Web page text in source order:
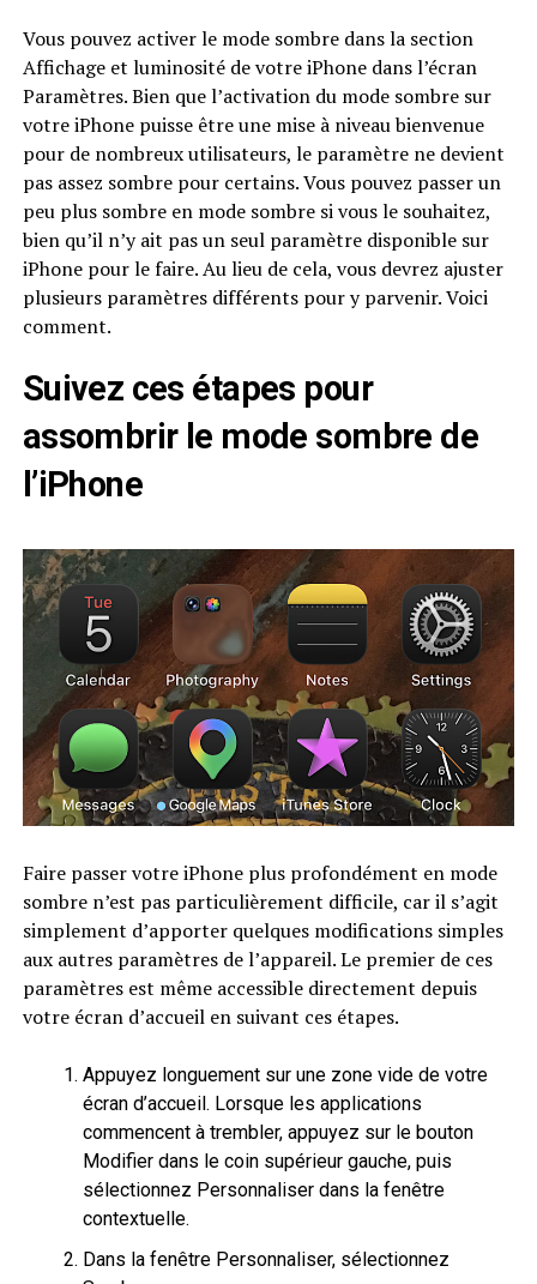
Vous pouvez activer le mode sombre dans la section
Affichage et luminosité de votre iPhone dans l’écran
Paramètres. Bien que l’activation du mode sombre sur
votre iPhone puisse être une mise à niveau bienvenue
pour de nombreux utilisateurs, le paramètre ne devient
pas assez sombre pour certains. Vous pouvez passer un
peu plus sombre en mode sombre si vous le souhaitez,
bien qu’il n’y ait pas un seul paramètre disponible sur
iPhone pour le faire. Au lieu de cela, vous devrez ajuster
plusieurs paramètres différents pour y parvenir. Voici
comment.
Suivez ces étapes pour
assombrir le mode sombre de
l’iPhone
Faire passer votre iPhone plus profondément en mode
sombre n’est pas particulièrement difficile, car il s’agit
simplement d’apporter quelques modifications simples
aux autres paramètres de l’appareil. Le premier de ces
paramètres est même accessible directement depuis
votre écran d’accueil en suivant ces étapes.
Appuyez longuement sur une zone vide de votre
écran d’accueil. Lorsque les applications
commencent à trembler, appuyez sur le bouton
Modifier dans le coin supérieur gauche, puis
sélectionnez Personnaliser dans la fenêtre
contextuelle.
Dans la fenêtre Personnaliser, sélectionnez